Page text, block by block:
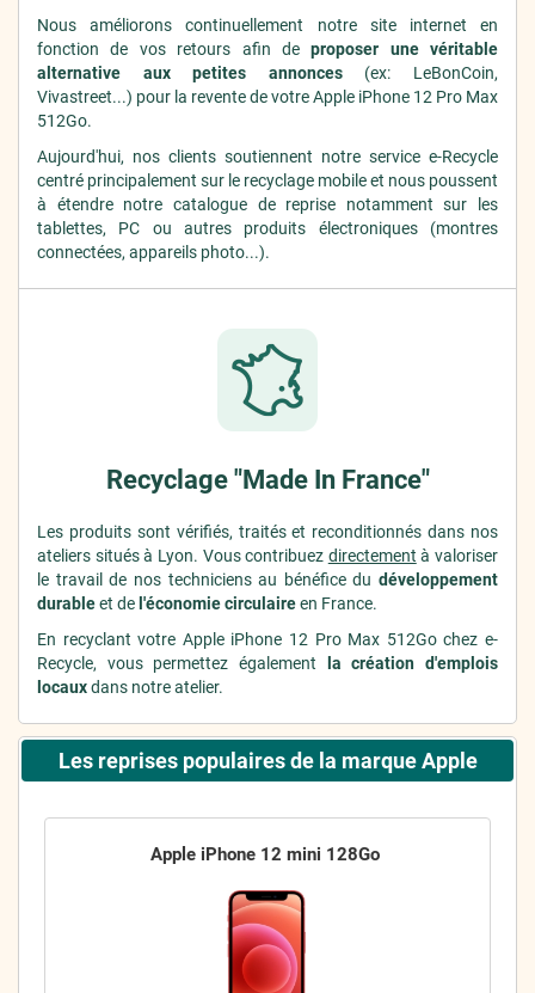
Nous améliorons continuellement notre site internet en
fonction de vos retours afin deproposer une véritable
alternative aux petites annonces(ex: LeBonCoin,
Vivastreet...) pour la revente de votre Apple iPhone 12 Pro Max
512Go.
Aujourd'hui, nos clients soutiennent notre service e-Recycle
centré principalement sur le recyclage mobile et nous poussent
à étendre notre catalogue de reprise notamment sur les
tablettes, PC ou autres produits électroniques (montres
connectées, appareils photo...).
Recyclage "Made In France"
Les produits sont vérifiés, traités et reconditionnés dans nos
ateliers situés à Lyon. Vous contribuez directement à valoriser
le travail de nos techniciens au bénéfice du développement
durableet de l'économie circulaireen France.
En recyclant votre Apple iPhone 12 Pro Max 512Go chez e-
Recycle, vous permettez également
la création d'emplois
locauxdans notre atelier.
Les reprises populaires de la marque Apple
Apple iPhone 12 mini 128Go